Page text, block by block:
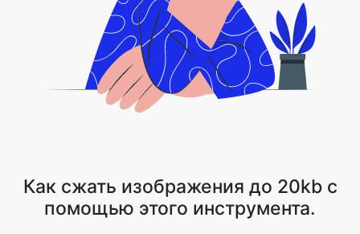
1 . Загрузите файл изображения или нажмите на стрелку
выпадающего списка и выберите Dropbox/Google Drive
2 . Image Compressor сжимает ваш файл, сохраняя качество